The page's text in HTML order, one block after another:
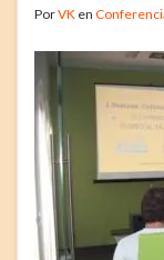
PorVK en